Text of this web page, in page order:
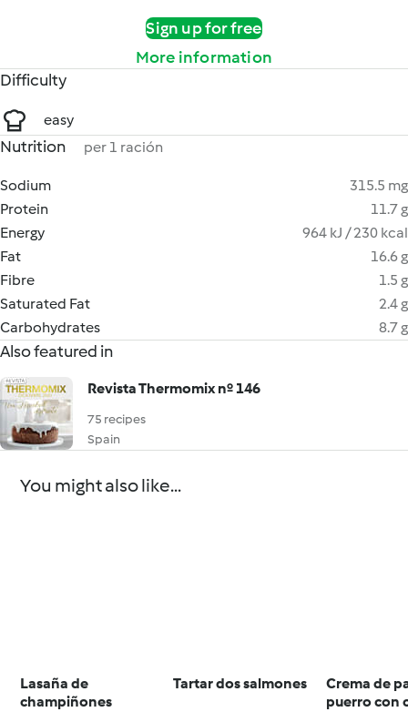
Sign up for free
More information
Difficulty
easy
Nutrition per 1 ración
Sodium
315.5 mg
Protein
11.7 g
Energy
964 kJ / 230 kcal
Fat
16.6 g
Fibre
1.5 g
Saturated Fat
2.4 g
Carbohydrates
8.7 g
Also featured in
Revista Thermomix nº 146
75 recipes
Spain
You might also like...
Lasaña de
champiñones
Tartar dos salmones
Crema de
puerro con